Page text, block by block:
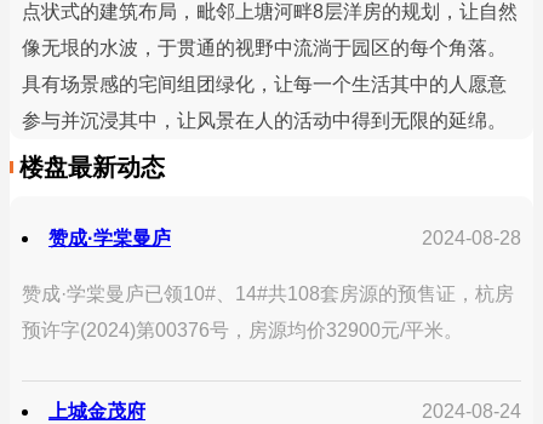
点状式的建筑布局，毗邻上塘河畔8层洋房的规划，让自然
像无垠的水波，于贯通的视野中流淌于园区的每个角落。
具有场景感的宅间组团绿化，让每一个生活其中的人愿意
参与并沉浸其中，让风景在人的活动中得到无限的延绵。
楼盘最新动态
赞成·学棠曼庐 2024-08-28
赞成·学棠曼庐已领10#、14#共108套房源的预售证，杭房
预许字(2024)第00376号，房源均价32900元/平米。
上城金茂府 2024-08-24